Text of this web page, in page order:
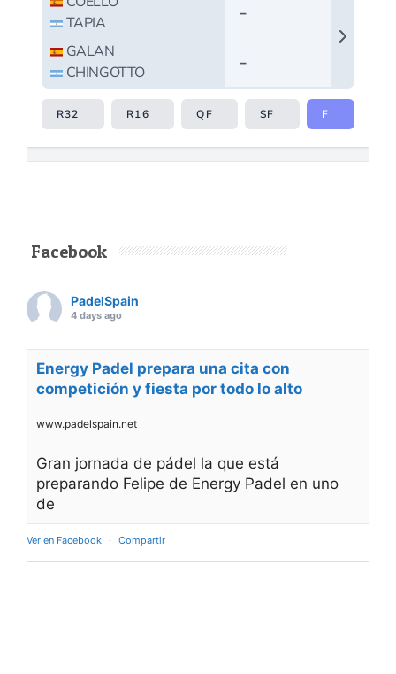
Facebook
PadelSpain
4 days ago
Energy Padel prepara una cita con
competición y fiesta por todo lo alto
www.padelspain.net
Gran jornada de pádel la que está
preparando Felipe de Energy Padel en uno
de
Ver en Facebook · Compartir